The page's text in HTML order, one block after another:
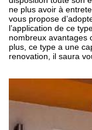
ne plus avoir à
vous propose
l’application de ce
nombreux avantages
plus, ce type a une
renovation, il saura